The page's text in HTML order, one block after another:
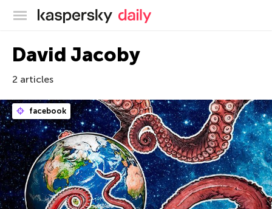
Blog officiel de Kaspersky
David Jacoby
2 articles
facebook